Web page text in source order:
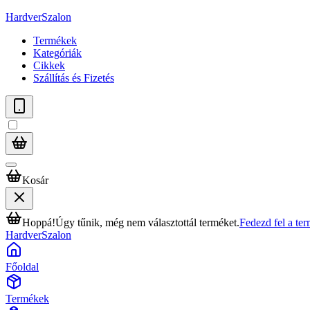
HardverSzalon
Termékek
Kategóriák
Cikkek
Szállítás és Fizetés
Kosár
Hoppá!Úgy tűnik, még nem választottál terméket.Fedezd fel a
HardverSzalon
Főoldal
Termékek